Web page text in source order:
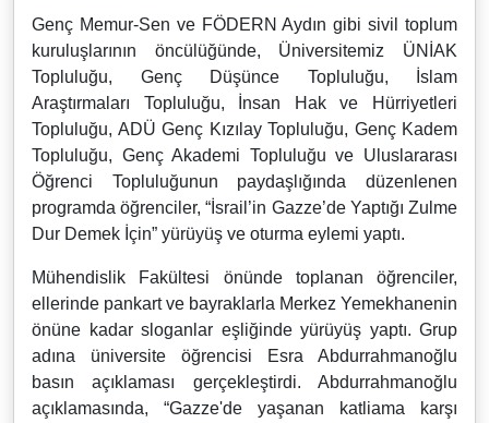
Genç Memur-Sen ve FÖDERN Aydın gibi sivil toplum
kuruluşlarının öncülüğünde, Üniversitemiz ÜNİAK
Topluluğu, Genç Düşünce Topluluğu, İslam
Araştırmaları Topluluğu, İnsan Hak ve Hürriyetleri
Topluluğu, ADÜ Genç Kızılay Topluluğu, Genç Kadem
Topluluğu, Genç Akademi Topluluğu ve Uluslararası
Öğrenci Topluluğunun paydaşlığında düzenlenen
programda öğrenciler, “İsrail’in Gazze’de Yaptığı Zulme
Dur Demek İçin” yürüyüş ve oturma eylemi yaptı.
Mühendislik Fakültesi önünde toplanan öğrenciler,
ellerinde pankart ve bayraklarla Merkez Yemekhanenin
önüne kadar sloganlar eşliğinde yürüyüş yaptı. Grup
adına üniversite öğrencisi Esra Abdurrahmanoğlu
basın açıklaması gerçekleştirdi. Abdurrahmanoğlu
açıklamasında, “Gazze'de yaşanan katliama karşı